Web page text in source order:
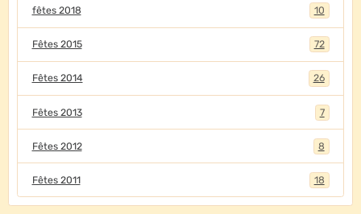
fêtes 2018 10
Fêtes 2015 72
Fêtes 2014 26
Fêtes 2013 7
Fêtes 2012 8
Fêtes 2011 18